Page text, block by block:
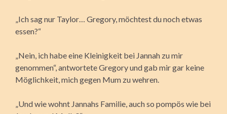
„Ich sag nur Taylor… Gregory, möchtest du noch etwas
essen?“
„Nein, ich habe eine Kleinigkeit bei Jannah zu mir
genommen“, antwortete Gregory und gab mir gar keine
Möglichkeit, mich gegen Mum zu wehren.
„Und wie wohnt Jannahs Familie, auch so pompös wie bei